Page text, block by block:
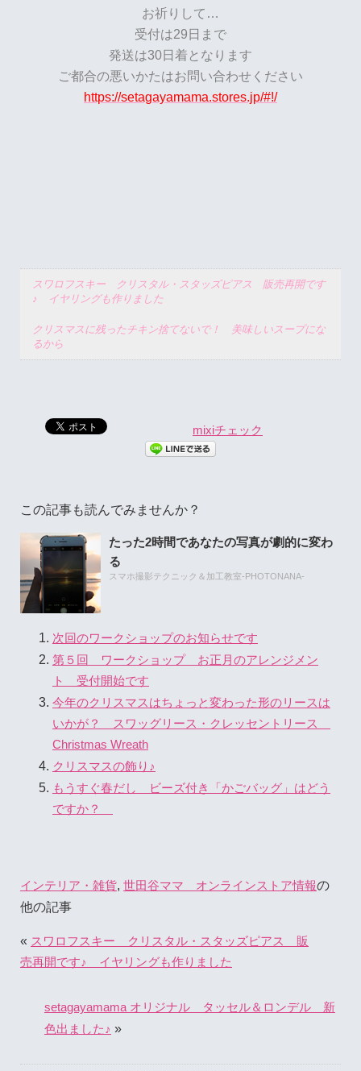
お祈りして…
受付は29日まで
発送は30日着となります
ご都合の悪いかたはお問い合わせください
https://setagayamama.stores.jp/#!/
スワロフスキー クリスタル・スタッズピアス 販売再開です
♪ イヤリングも作りました
クリスマスに残ったチキン捨てないで！ 美味しいスープにな
るから
mixiチェック
この記事も読んでみませんか？
たった2時間であなたの写真が劇的に変わ
る
スマホ撮影テクニック＆加工教室-PHOTONANA-
次回のワークショップのお知らせです
第５回 ワークショップ お正月のアレンジメン
ト 受付開始です
今年のクリスマスはちょっと変わった形のリースは
いかが？ スワッグリース・クレッセントリース
Christmas Wreath
クリスマスの飾り♪
もうすぐ春だし ビーズ付き「かごバッグ」はどう
ですか？
インテリア・雑貨, 世田谷ママ オンラインストア情報の
他の記事
« スワロフスキー クリスタル・スタッズピアス 販
売再開です♪ イヤリングも作りました
setagayamama オリジナル タッセル＆ロンデル 新
色出ました♪ »